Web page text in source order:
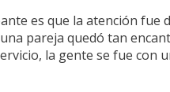
es que la atención fue
pareja quedó tan
la gente se fue con